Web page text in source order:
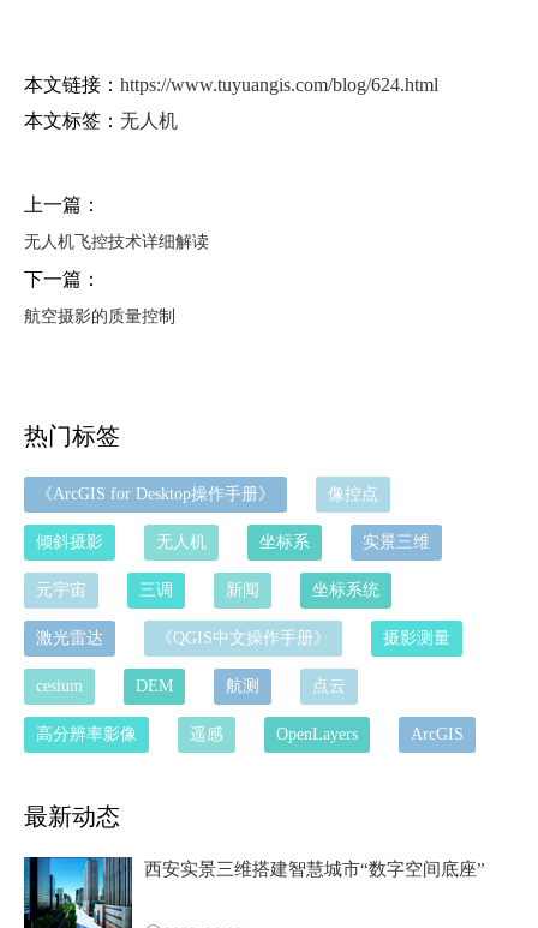
本文链接： https://www.tuyuangis.com/blog/624.html
本文标签： 无人机
上一篇：
无人机飞控技术详细解读
下一篇：
航空摄影的质量控制
热门标签
《ArcGIS for Desktop操作手册》 像控点
倾斜摄影 无人机 坐标系 实景三维
元宇宙 三调 新闻 坐标系统
激光雷达 《QGIS中文操作手册》 摄影测量
cesium DEM 航测 点云
高分辨率影像 遥感 OpenLayers ArcGIS
最新动态
西安实景三维搭建智慧城市“数字空间底座”